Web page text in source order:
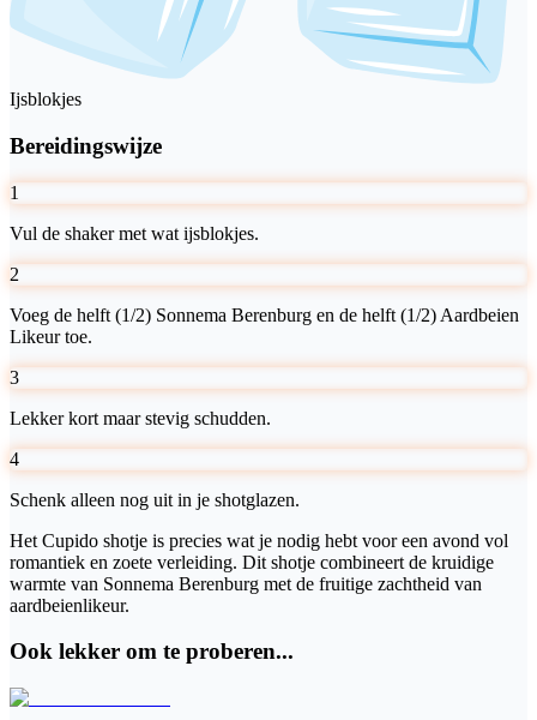
Ijsblokjes
Bereidingswijze
1
Vul de shaker met wat ijsblokjes.
2
Voeg de helft (1/2) Sonnema Berenburg en de helft (1/2) Aardbeien
Likeur toe.
3
Lekker kort maar stevig schudden.
4
Schenk alleen nog uit in je shotglazen.
Het Cupido shotje is precies wat je nodig hebt voor een avond vol
romantiek en zoete verleiding. Dit shotje combineert de kruidige
warmte van Sonnema Berenburg met de fruitige zachtheid van
aardbeienlikeur.
Ook lekker om te proberen...